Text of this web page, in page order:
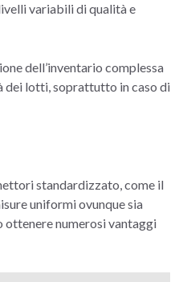
variabili di qualità e
dell’inventario complessa
lotti, soprattutto in caso di
standardizzato, come il
uniformi ovunque sia
numerosi vantaggi